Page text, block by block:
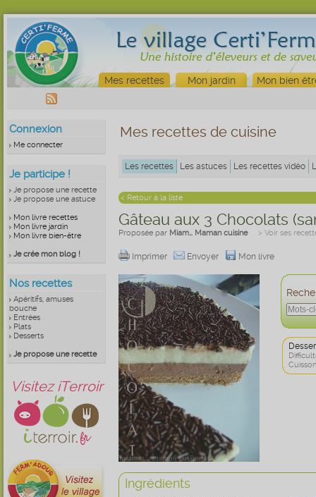
Mes recettes Mon jardin Mon bien
Connexion
Me connecter
Je participe !
Je propose une recette
Je propose une astuce
Mon livre recettes
Mon livre jardin
Mon livre bien-être
Je crée mon blog !
Nos recettes
Apéritifs, amuses
bouche
Entrées
Plats
Desserts
Je propose une recette
Visitez iTerroir
Mes recettes de cuisine
Les recettes Les astuces Les recettes vidéo
< Retour à la liste
Gâteau aux 3 Chocolats
Proposée par Miam… Maman cuisine > Voir ses
Imprimer Envoyer Mon livre
Ingrédients